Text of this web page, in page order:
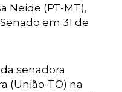
Neide (PT-MT),
em 31 de
senadora
(União-TO) na